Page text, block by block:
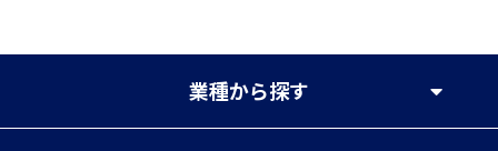
業種から探す